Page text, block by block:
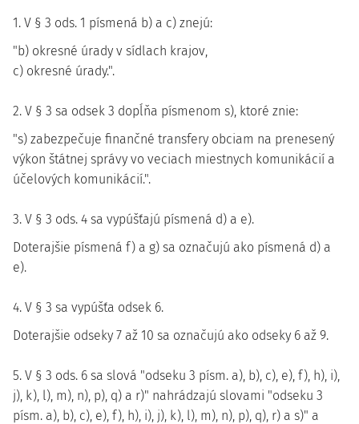
1. V § 3 ods. 1 písmená b) a c) znejú:
"b) okresné úrady v sídlach krajov,
c) okresné úrady.".
2. V § 3 sa odsek 3 dopĺňa písmenom s), ktoré znie:
"s) zabezpečuje finančné transfery obciam na prenesený
výkon štátnej správy vo veciach miestnych komunikácií a
účelových komunikácií.".
3. V § 3 ods. 4 sa vypúšťajú písmená d) a e).
Doterajšie písmená f) a g) sa označujú ako písmená d) a
e).
4. V § 3 sa vypúšťa odsek 6.
Doterajšie odseky 7 až 10 sa označujú ako odseky 6 až 9.
5. V § 3 ods. 6 sa slová "odseku 3 písm. a), b), c), e), f), h), i),
j), k), l), m), n), p), q) a r)" nahrádzajú slovami "odseku 3
písm. a), b), c), e), f), h), i), j), k), l), m), n), p), q), r) a s)" a